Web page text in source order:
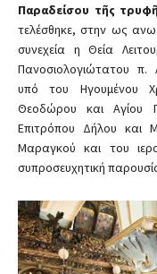
Παραδείσου τῆς
τελέσθηκε, στην ως
συνεχεία η Θεία
Πανοσιολογιώτατου π.
υπό του Ηγουμένου
Θεοδώρου και Αγίου
Επιτρόπου Δήλου και
Μαραγκού και του
συπροσευχητική